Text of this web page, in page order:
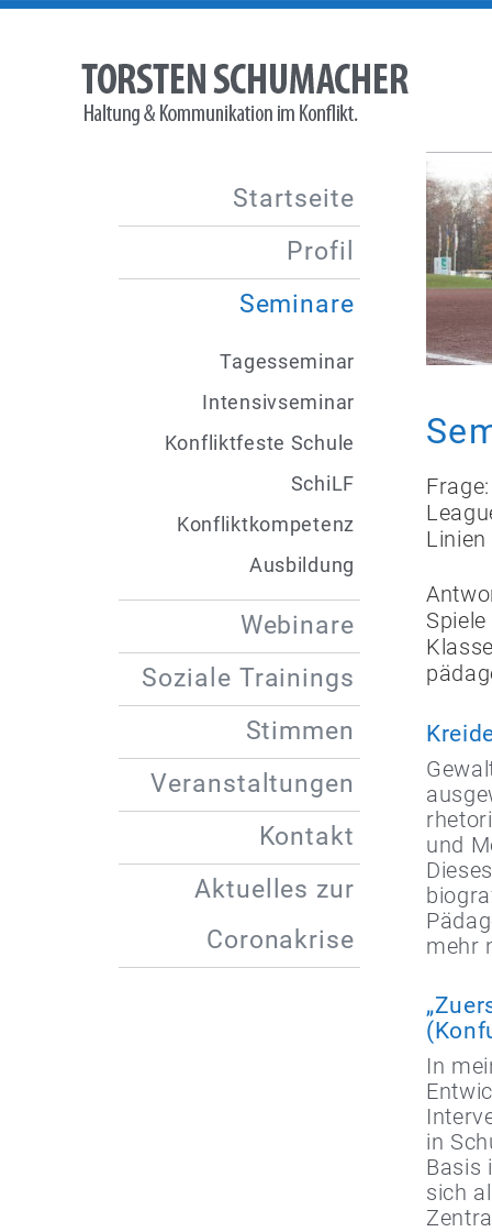
und
mehr
In
in
Basis
sich
Startseite
Profil
Seminare
Tagesseminar
Intensivseminar
Konfliktfeste Schule
SchiLF
Konfliktkompetenz
Ausbildung
Webinare
Soziale Trainings
Stimmen
Veranstaltungen
Kontakt
Aktuelles zur
Coronakrise